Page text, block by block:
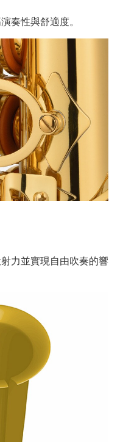
奏性與舒適度。
力並實現自由吹奏的響